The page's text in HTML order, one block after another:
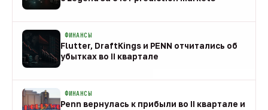
ФИНАНСЫ
Flutter, DraftKings и PENN отчитались об
убытках во II квартале
ФИНАНСЫ
Penn вернулась к прибыли во II квартале и